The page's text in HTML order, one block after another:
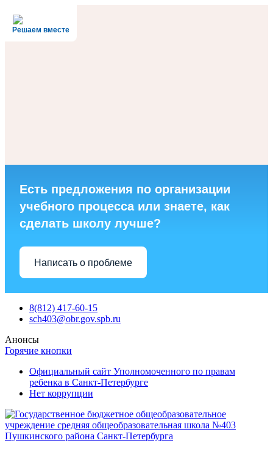
Решаем вместе
Есть предложения по организации
учебного процесса или знаете, как
сделать школу лучше?
Написать о проблеме
Skip
8(812) 417-60-15
sch403@obr.gov.spb.ru
Анонсы
Горячие кнопки
Официальный сайт Уполномоченного по правам
ребенка в Санкт-Петербурге
Нет коррупции